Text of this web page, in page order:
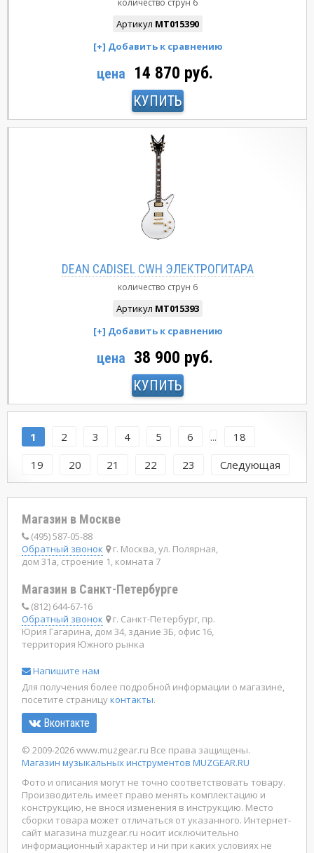
Артикул MT015390
цена 14 870 руб.
КУПИТЬ
DEAN CADISEL CWH ЭЛЕКТРОГИТАРА
количество струн 6
Артикул MT015393
цена 38 900 руб.
КУПИТЬ
1 2 3 4 5 6 ...
18
19
20 21 22 23 Следующая
Магазин в Москве
(495) 587-05-88
Обратный звонок
г. Москва, ул. Полярная,
дом 31а, строение 1, комната 7
Магазин в Санкт-Петербурге
(812) 644-67-16
Обратный звонок
г. Санкт-Петербург, пр.
Юрия Гагарина, дом 34, здание 3Б, офис 16,
территория Южного рынка
Напишите нам
Для получения более подробной информации о магазине,
посетите страницуконтакты.
Вконтакте
© 2009-2026 www.muzgear.ru Все права защищены.
Магазин музыкальных инструментов MUZGEAR.RU
Фото и описания могут не точно соответствовать товару.
Производитель имеет право менять комплектацию и
конструкцию, не внося изменения в инструкцию. Место
сборки товара может отличаться от указанного. Интернет-
сайт магазина muzgear.ru носит исключительно
информационный характер и ни при каких условиях не